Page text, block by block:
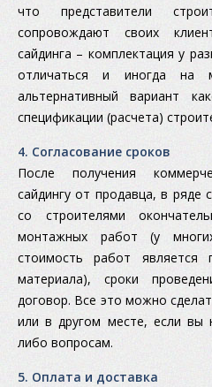
что представители
сопровождают своих
сайдинга – комплектация у
отличаться и иногда на
альтернативный вариант
спецификации (расчета)
4. Согласование сроков
После получения
сайдингу от продавца, в ряде
со строителями
монтажных работ (у
стоимость работ является
материала), сроки
договор. Все это можно
или в другом месте, если вы
либо вопросам.
5. Оплата и доставка